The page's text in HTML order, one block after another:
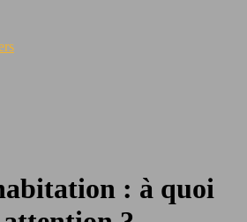
: à quoi